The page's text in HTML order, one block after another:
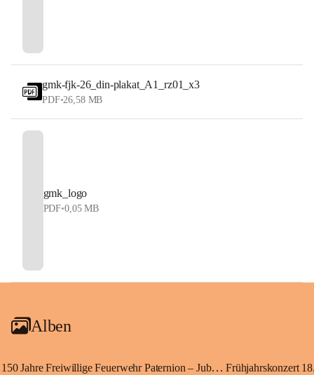
gmk-fjk-26_din-plakat_A1_rz01_x3
PDF•26,58 MB
gmk_logo
PDF•0,05 MB
Alben
150 Jahre Freiwillige Feuerwehr Paternion – Jubiläumsfest Frühjahrskonzert